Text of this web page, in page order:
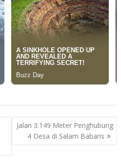
Jalan 3.149 Meter Penghubung
4 Desa di Salam Babaris